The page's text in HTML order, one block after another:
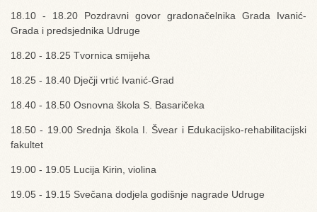
18.10 - 18.20 Pozdravni govor gradonačelnika Grada Ivanić-
Grada i predsjednika Udruge
18.20 - 18.25 Tvornica smijeha
18.25 - 18.40 Dječji vrtić Ivanić-Grad
18.40 - 18.50 Osnovna škola S. Basaričeka
18.50 - 19.00 Srednja škola I. Švear i Edukacijsko-rehabilitacijski
fakultet
19.00 - 19.05 Lucija Kirin, violina
19.05 - 19.15 Svečana dodjela godišnje nagrade Udruge